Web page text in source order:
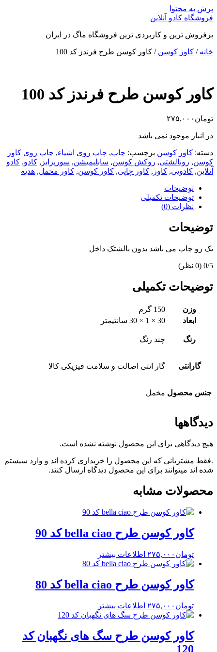
پرش به محتوا
فروشگاه کادو آنلاین
پرفروش ترین و کاربردی ترین فروشگاه ماگ در ایران
خانه / کاور کوسن / کاور کوسن طرح فرندز کد 100
کاور کوسن طرح فرندز کد 100
تومان ۲۷۵,۰۰۰
در انبار موجود نمی باشد
دسته: کاور کوسن برچسب: چاپ, چاپ روی اشیاء, چاپ روی کاور
کوسن, روبالشتی, روکش کوسن, سابلیمیشن, سورپرایز , کادو, کادو
آنلاین, کادویی, کاور , کاور چاپی, کاور کوسن, کاور مخمل, هدیه
توضیحات
توضیحات تکمیلی
نظرات (0)
توضیحات
یک رو چاپ می باشد بدون بالشتک داخل
‫0/5 ‫(0 نظر)
توضیحات تکمیلی
وزن
150 گرم
ابعاد
30 × 1 × 30 سانتیمتر
رنگ چند رنگ
گارانتی گار انتی اصالت و سلامت فیزیکی کالا
جنس محصول مخمل
دیدگاهها
هیچ دیدگاهی برای این محصول نوشته نشده است.
.فقط مشتریانی که این محصول را خریداری کرده اند و وارد سیستم
شده اند میتوانند برای این محصول دیدگاه ارسال کنند.
محصولات مشابه
کاور کوسن طرح bella ciao کد 90
تومان ۲۷۵,۰۰۰ اطلاعات بیشتر
کاور کوسن طرح bella ciao کد 80
تومان ۲۷۵,۰۰۰ اطلاعات بیشتر
کاور کوسن طرح سگ های نگهبان کد
120